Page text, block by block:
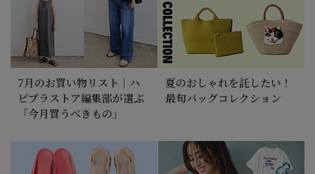
7月のお買い物リスト｜ハ
ピプラストア編集部が選ぶ
「今月買うべきもの」
夏のおしゃれを託したい！
最旬バッグコレクション